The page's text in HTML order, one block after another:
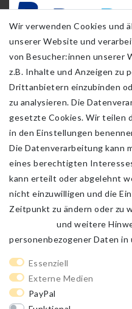
Impressum
Wir verwenden Cookies und
unserer Website und
von Besucher:innen unserer
z.B. Inhalte und Anzeigen zu
Drittanbietern einzubinden
zu analysieren. Die
gesetzte Cookies. Wir teilen
in den Einstellungen
Die Datenverarbeitung kann
eines berechtigten
kann erteilt oder abgelehnt
nicht einzuwilligen und die
Zeitpunkt zu ändern oder zu
und weitere
personenbezogener Daten in
Essenziell
Externe Medien
PayPal